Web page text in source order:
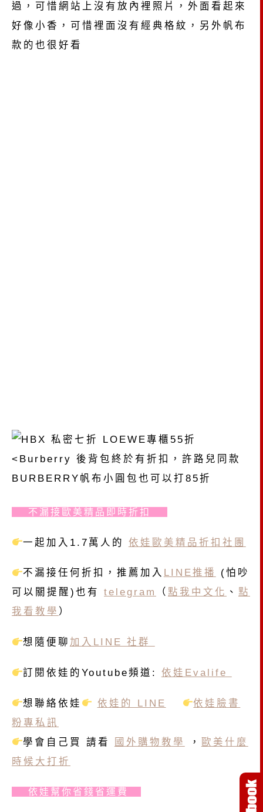
過，可惜網站上沒有放內裡照片，外面看起來
好像小香，可惜裡面沒有經典格紋，另外帆布
款的也很好看
不漏接歐美精品即時折扣
一起加入1.7萬人的 依娃歐美精品折扣社團
不漏接任何折扣，推薦加入 LINE推播
(怕吵
可以關提醒)也有 telegram （ 點我中文化 、 點
我看教學 ）
想隨便聊 加入LINE 社群
訂閱依娃的Youtube頻道: 依娃Evalife
想聯絡依娃 依娃的 LINE
依娃臉書
粉專私訊
學會自己買 請看
國外購物教學 ，
歐美什麼
時候大打折
依娃幫你省錢省運費